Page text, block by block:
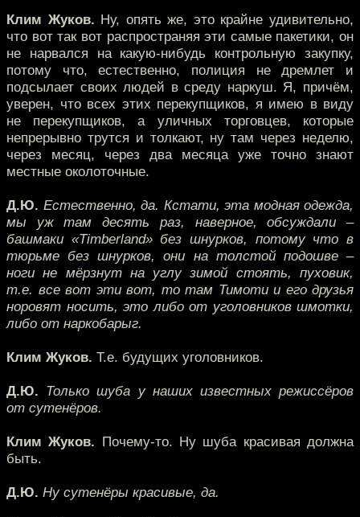
Клим Жуков. Ну, опять же, это крайне удивительно,
что вот так вот распространяя эти самые пакетики, он
не нарвался на какую-нибудь контрольную закупку,
потому что, естественно, полиция не дремлет и
подсылает своих людей в среду наркуш. Я, причём,
уверен, что всех этих перекупщиков, я имею в виду
не перекупщиков, а уличных торговцев, которые
непрерывно трутся и толкают, ну там через неделю,
через месяц, через два месяца уже точно знают
местные околоточные.
Д.Ю. Естественно, да. Кстати, эта модная одежда,
мы уж там десять раз, наверное, обсуждали –
башмаки «Timberland» без шнурков, потому что в
тюрьме без шнурков, они на толстой подошве –
ноги не мёрзнут на углу зимой стоять, пуховик,
т.е. все вот эти вот, то там Тимоти и его друзья
норовят носить, это либо от уголовников шмотки,
либо от наркобарыг.
Клим Жуков. Т.е. будущих уголовников.
Д.Ю. Только шуба у наших известных режиссёров
от сутенёров.
Клим Жуков. Почему-то. Ну шуба красивая должна
быть.
Д.Ю. Ну сутенёры красивые, да.